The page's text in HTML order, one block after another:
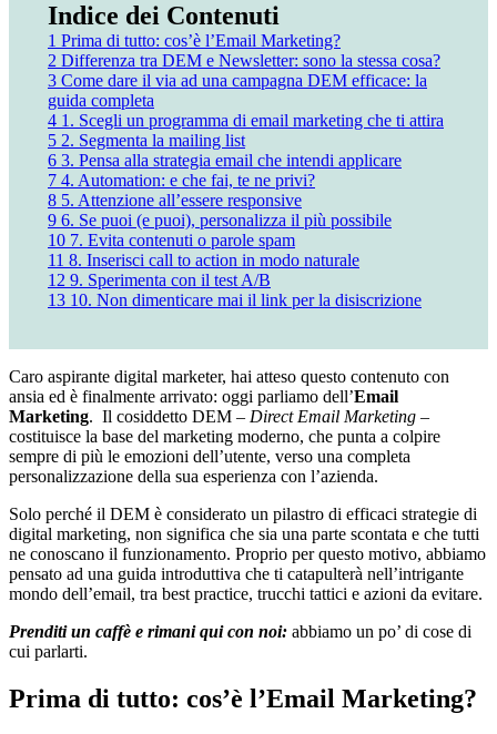
Indice dei Contenuti
1 Prima di tutto: cos’è l’Email Marketing?
2 Differenza tra DEM e Newsletter: sono la stessa cosa?
3 Come dare il via ad una campagna DEM efficace: la
guida completa
4 1. Scegli un programma di email marketing che ti attira
5 2. Segmenta la mailing list
6 3. Pensa alla strategia email che intendi applicare
7 4. Automation: e che fai, te ne privi?
8 5. Attenzione all’essere responsive
9 6. Se puoi (e puoi), personalizza il più possibile
10 7. Evita contenuti o parole spam
11 8. Inserisci call to action in modo naturale
12 9. Sperimenta con il test A/B
13 10. Non dimenticare mai il link per la disiscrizione
Caro aspirante digital marketer, hai atteso questo contenuto con
ansia ed è finalmente arrivato: oggi parliamo dell’Email
Marketing. Il cosiddetto DEM – Direct Email Marketing –
costituisce la base del marketing moderno, che punta a colpire
sempre di più le emozioni dell’utente, verso una completa
personalizzazione della sua esperienza con l’azienda.
Solo perché il DEM è considerato un pilastro di efficaci strategie di
digital marketing, non significa che sia una parte scontata e che tutti
ne conoscano il funzionamento. Proprio per questo motivo, abbiamo
pensato ad una guida introduttiva che ti catapulterà nell’intrigante
mondo dell’email, tra best practice, trucchi tattici e azioni da evitare.
Prenditi un caffè e rimani qui con noi: abbiamo un po’ di cose di
cui parlarti.
Prima di tutto: cos’è l’Email Marketing?